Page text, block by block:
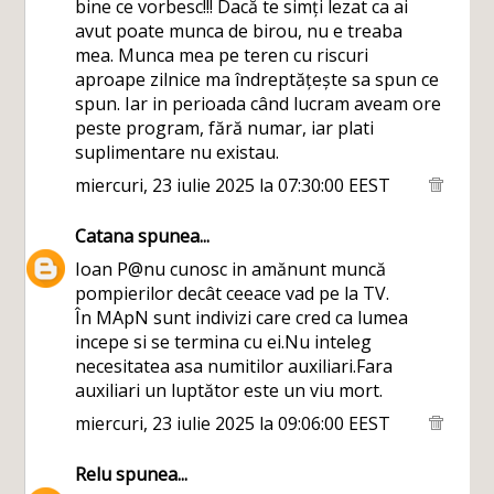
bine ce vorbesc!!! Dacă te simți lezat ca ai
avut poate munca de birou, nu e treaba
mea. Munca mea pe teren cu riscuri
aproape zilnice ma îndreptățește sa spun ce
spun. Iar in perioada când lucram aveam ore
peste program, fără numar, iar plati
suplimentare nu existau.
miercuri, 23 iulie 2025 la 07:30:00 EEST
Catanaspunea...
Ioan P@nu cunosc in amănunt muncă
pompierilor decât ceeace vad pe la TV.
În MApN sunt indivizi care cred ca lumea
incepe si se termina cu ei.Nu inteleg
necesitatea asa numitilor auxiliari.Fara
auxiliari un luptător este un viu mort.
miercuri, 23 iulie 2025 la 09:06:00 EEST
Reluspunea...